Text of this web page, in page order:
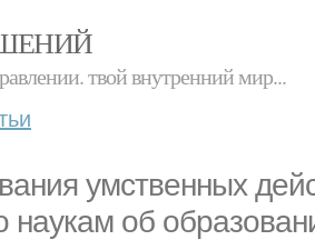
твой внутренний мир...
умственных
наукам об